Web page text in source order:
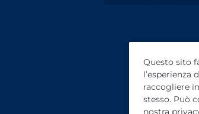
Questo sito
l’esperienza
raccogliere
stesso. Può
nostra